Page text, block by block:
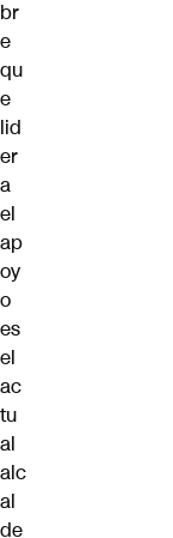
br
e
qu
e
lid
er
a
el
ap
oy
o
es
el
ac
tu
al
alc
al
de